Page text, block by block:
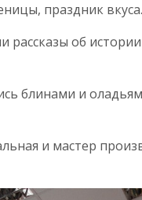
праздник вкуса.
рассказы об
блинами и
и мастер